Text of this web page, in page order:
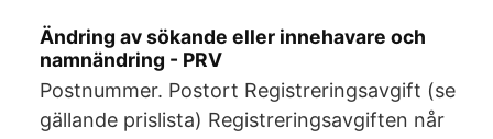
Ändring av sökande eller innehavare och
namnändring - PRV
Postnummer. Postort Registreringsavgift (se
gällande prislista) Registreringsavgiften når